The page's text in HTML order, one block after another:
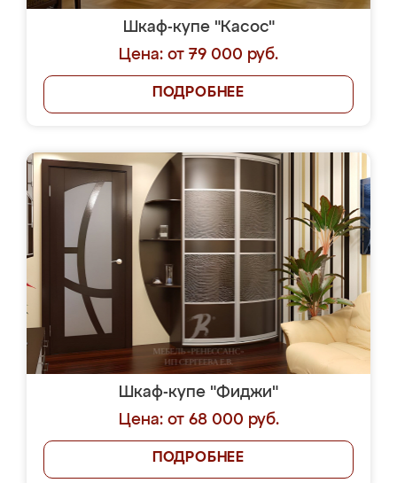
Шкаф-купе "Касос"
Цена: от 79 000 руб.
ПОДРОБНЕЕ
Шкаф-купе "Фиджи"
Цена: от 68 000 руб.
ПОДРОБНЕЕ